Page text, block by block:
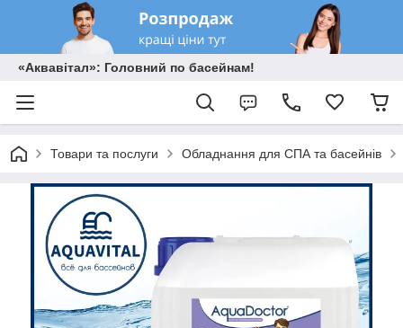
«Аквавітал»: Головний по басейнам!
Товари та послуги Обладнання для СПА та басейнів